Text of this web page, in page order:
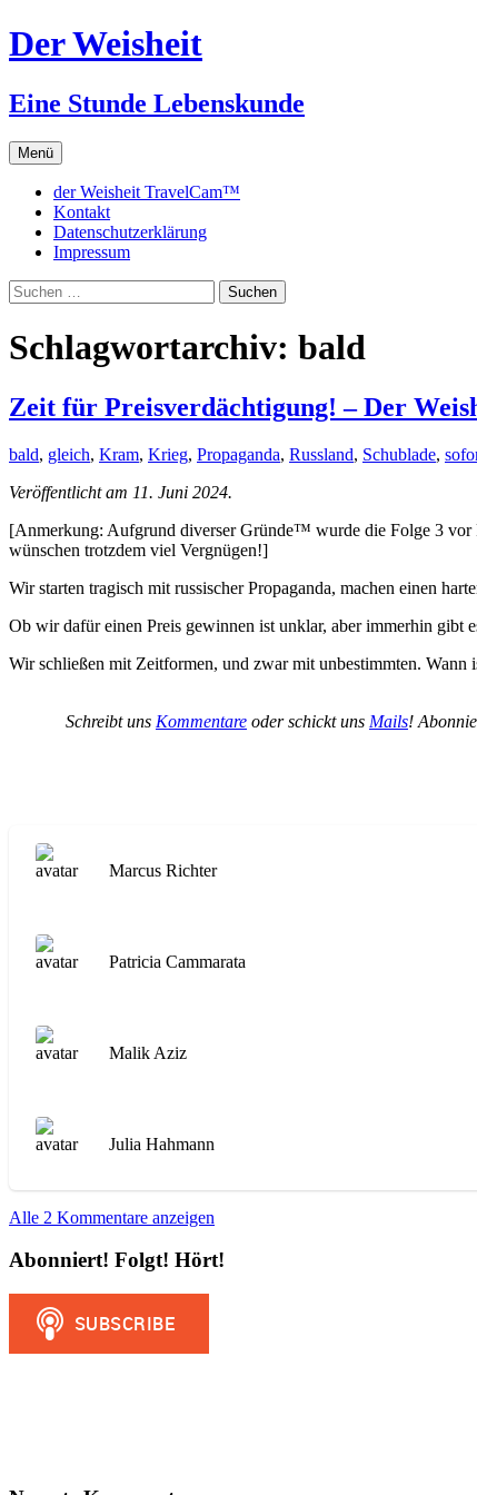
Zum
Inhalt
Der Weisheit
Eine Stunde Lebenskunde
Menü
der Weisheit TravelCam™
Kontakt
Datenschutzerklärung
Impressum
Suchen
nach:
Schlagwortarchiv: bald
Zeit für Preisverdächtigung! – Der
bald, gleich, Kram, Krieg, Propaganda, Russland, Schublade,
Veröffentlicht am 11. Juni 2024.
[Anmerkung: Aufgrund diverser Gründe™ wurde die Folge 3 vor
wünschen trotzdem viel Vergnügen!]
Wir starten tragisch mit russischer Propaganda, machen einen
Ob wir dafür einen Preis gewinnen ist unklar, aber immerhin gibt
Wir schließen mit Zeitformen, und zwar mit unbestimmten.
Schreibt uns Kommentare oder schickt uns Mails!
Marcus Richter
Patricia Cammarata
Malik Aziz
Julia Hahmann
Alle 2 Kommentare anzeigen
Abonniert! Folgt! Hört!